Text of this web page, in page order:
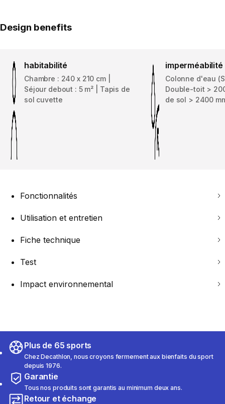
Design benefits
habitabilité
Chambre : 240 x 210 cm |
Séjour debout : 5 m² | Tapis de
sol cuvette
imperméabilité
Colonne d'eau
Double-toit >
de sol > 2400
Fonctionnalités
Utilisation et entretien
Fiche technique
Test
Impact environnemental
Plus de 65 sports
Chez Decathlon, nous croyons fermement aux bienfaits du sport
depuis 1976.
Garantie
Tous nos produits sont garantis au minimum deux ans.
Retour et échange